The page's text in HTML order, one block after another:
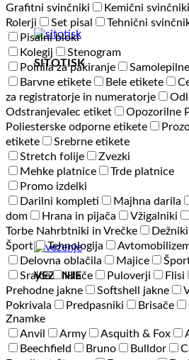
SITOTISK
VEZENJE
Grafitni svinčniki
Kemični svinčniki
Rolerji
Set pisal
Tehnični
Pisalni bloki
Kolegij
Stenogram
Polnila za pakiranje
Barvne etikete
Bele etikete
za registratorje in numeratorje
Odstranjevalec etiket
Opozorilne
Poliesterske odporne etikete
etikete
Srebrne etikete
Stretch folije
Zvezki
Mehke platnice
Trde platnice
Promo izdelki
Darilni kompleti
Majhna darila
dom
Hrana in pijača Vžigalniki
Torbe Nahrbtniki in Vrečke
Dežniki
Šport
Tehnologija
Delovna oblačila
Majice
Srajce
Hlače Puloverji Flisi
Prehodne jakne
Softshell jakne
Pokrivala
Predpasniki Brisače
Znamke
Anvil
Army Asquith & Fox
Beechfield
Bruno Bulldor